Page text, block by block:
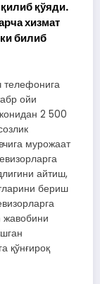
қўяди.
хизмат
билиб
телефонига
ойи
2 500
мурожаат
айтиш,
бериш
жавобини
қўнғироқ